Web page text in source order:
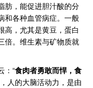
肪，能促进胆汁酸的分
和各种血管病症。一般
高，尤其是黄豆，蛋白
倍。维生素与矿物质就
：“食肉者勇敢而悍，食
人的大脑活动力，是由